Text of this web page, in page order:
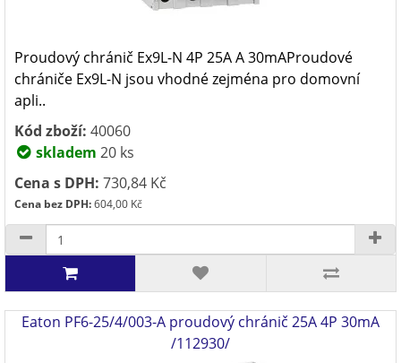
Proudový chránič Ex9L-N 4P 25A A 30mAProudové
chrániče Ex9L-N jsou vhodné zejména pro domovní
apli..
Kód zboží: 40060
skladem 20 ks
Cena s DPH: 730,84 Kč
Cena bez DPH:604,00 Kč
Eaton PF6-25/4/003-A proudový chránič 25A 4P 30mA
/112930/